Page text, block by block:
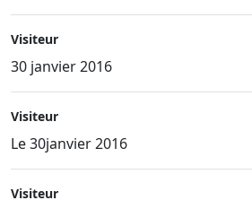
Visiteur
30 janvier 2016
Visiteur
Le 30janvier 2016
Visiteur